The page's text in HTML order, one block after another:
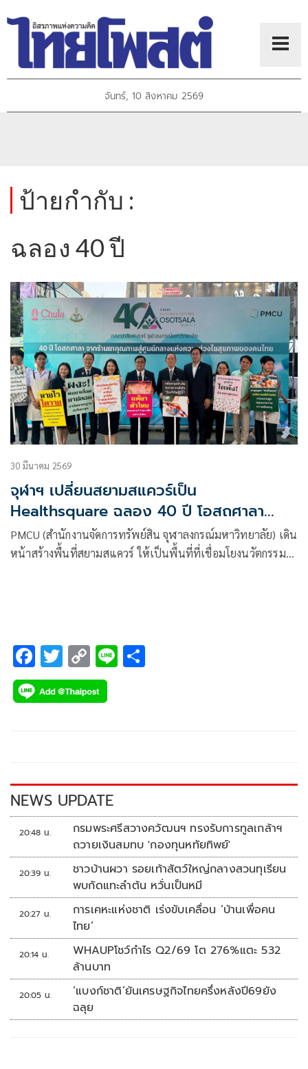
จันทร์, 10 สิงหาคม 2569
ป้ายกำกับ :
ฉลอง 40 ปี
30 มีนาคม 2569
จุฬาฯ เปลี่ยนสยามสแควร์เป็น
Healthsquare ฉลอง 40 ปี โอสถศาลา
ดูแลสุขภาพคนไทย
PMCU (สำนักงานจัดการทรัพย์สิน จุฬาลงกรณ์มหาวิทยาลัย) เดิน
หน้าสร้างพื้นที่สยามสแควร์ ให้เป็นพื้นที่ที่เชื่อมโยงนวัตกรรม
F
ac
e
k
T
wi
tt
C
o
p
k
Li
NEWS UPDATE
20:48 น.
กรมพระศรีสวางควัฒนฯ ทรงรับการทูลเกล้าฯ
ถวายเงินสมทบ 'กองทุนหทัยทิพย์'
20:39 น.
ชาวบ้านผวา รอยเท้าสัตว์ใหญ่กลางสวนทุเรียน
พบกัดแทะลำต้น หวั่นเป็นหมี
20:27 น.
การเคหะแห่งชาติ เร่งขับเคลื่อน ‘บ้านเพื่อคน
ไทย’
20:14 น.
WHAUPโชว์กำไร Q2/69 โต 276%แตะ 532
ล้านบาท
20:05 น.
‘แบงก์ชาติ’ยันเศรษฐกิจไทยครึ่งหลังปี69ยัง
ฉลุย